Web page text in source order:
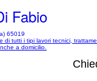
Fabio
65019
di tutti i tipi lavori tecnici,
a domicilio.